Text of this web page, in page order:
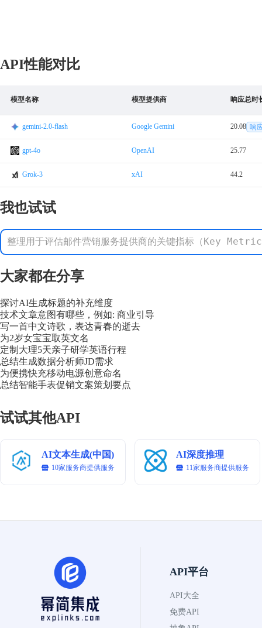
API性能对比
模型名称 模型提供商 响应总时
gemini-2.0-flash Google Gemini 20.08 响
gpt-4o OpenAI 25.77
Grok-3 xAI 44.2
我也试试
整理用于评估邮件营销服务提供商的关键指标（Key
大家都在分享
探讨AI生成标题的补充维度
技术文章意图有哪些，例如: 商业引导
写一首中文诗歌，表达青春的逝去
为2岁女宝宝取英文名
定制大理5天亲子研学英语行程
总结生成数据分析师JD需求
为便携快充移动电源创意命名
总结智能手表促销文案策划要点
试试其他API
AI文本生成(中国)
10家服务商提供服务
AI深度推理
11家服务商提供服务
API平台
API大全
免费API